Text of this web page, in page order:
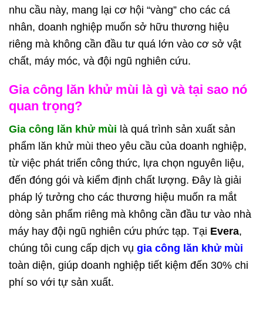
nhu cầu này, mang lại cơ hội “vàng” cho các cá
nhân, doanh nghiệp muốn sở hữu thương hiệu
riêng mà không cần đầu tư quá lớn vào cơ sở vật
chất, máy móc, và đội ngũ nghiên cứu.
Gia công lăn khử mùi là gì và tại sao nó
quan trọng?
Gia công lăn khử mùi là quá trình sản xuất sản
phẩm lăn khử mùi theo yêu cầu của doanh nghiệp,
từ việc phát triển công thức, lựa chọn nguyên liệu,
đến đóng gói và kiểm định chất lượng. Đây là giải
pháp lý tưởng cho các thương hiệu muốn ra mắt
dòng sản phẩm riêng mà không cần đầu tư vào nhà
máy hay đội ngũ nghiên cứu phức tạp. Tại Evera,
chúng tôi cung cấp dịch vụ gia công lăn khử mùi
toàn diện, giúp doanh nghiệp tiết kiệm đến 30% chi
phí so với tự sản xuất.